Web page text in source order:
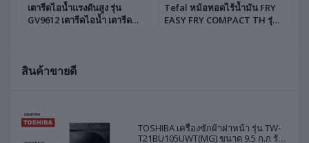
สินค้าขายดี
TOSHIBA เครื่องซักผ้าฝาหน้า รุ่น TW-
T21BU105UWT(MG) ขนาด 9.5 ก.ก รับ
เตารีดไอน้ำแรงดันสูง รุ่น
GV9612 เตารีดไอน้ำ เตารีด
Tefal หม้อทอดไร้น้ำมัน FRY
EASY FRY COMPACT TH รุ่น